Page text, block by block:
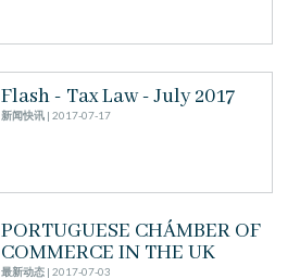
Flash - Tax Law - July 2017
新闻快讯| 2017-07-17
PORTUGUESE CHÁMBER OF
COMMERCE IN THE UK
最新动态| 2017-07-03